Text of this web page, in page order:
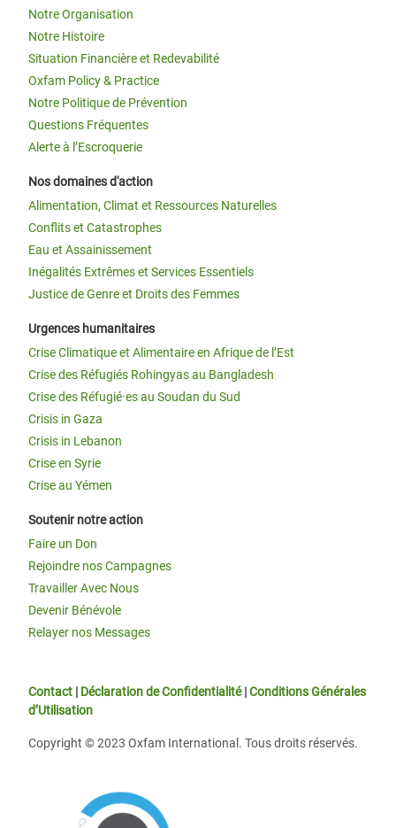
Notre Organisation
Notre Histoire
Situation Financière et Redevabilité
Oxfam Policy & Practice
Notre Politique de Prévention
Questions Fréquentes
Alerte à l’Escroquerie
Nos domaines d'action
Alimentation, Climat et Ressources Naturelles
Conflits et Catastrophes
Eau et Assainissement
Inégalités Extrêmes et Services Essentiels
Justice de Genre et Droits des Femmes
Urgences humanitaires
Crise Climatique et Alimentaire en Afrique de l’Est
Crise des Réfugiés Rohingyas au Bangladesh
Crise des Réfugié·es au Soudan du Sud
Crisis in Gaza
Crisis in Lebanon
Crise en Syrie
Crise au Yémen
Soutenir notre action
Faire un Don
Rejoindre nos Campagnes
Travailler Avec Nous
Devenir Bénévole
Relayer nos Messages
Contact | Déclaration de Confidentialité|Conditions Générales
d’Utilisation
Copyright © 2023 Oxfam International. Tous droits réservés.